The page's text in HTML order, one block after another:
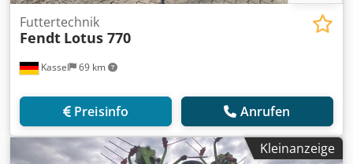
Kassel 69 km
Futtertechnik
Fendt Lotus 770
Preisinfo Anrufen
Kleinanzeige